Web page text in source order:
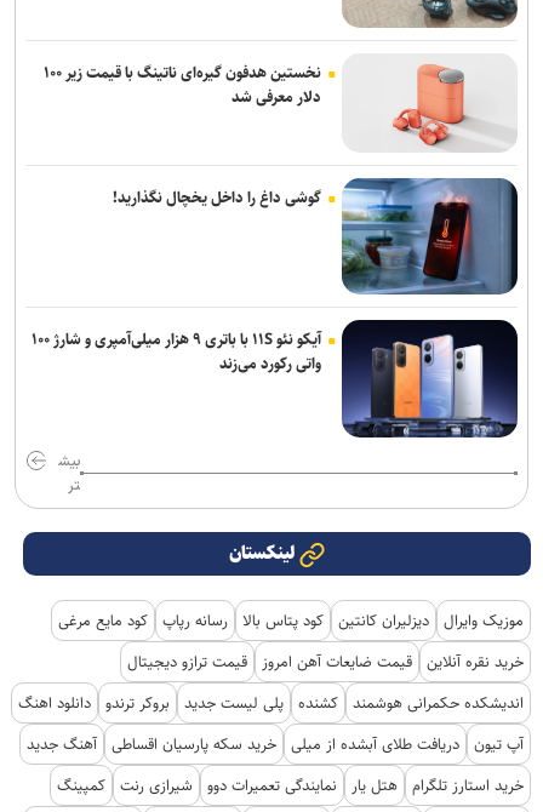
نخستین هدفون گیره‌ای ناتینگ با قیمت زیر ۱۰۰
دلار معرفی شد
گوشی داغ را داخل یخچال نگذارید!
آیکو نئو ۱۱S با باتری ۹ هزار میلی‌آمپری و شارژ ۱۰۰
واتی رکورد می‌زند
بیش
تر
لینکستان
موزیک وایرال دیزلیران کانتین کود پتاس بالا رسانه رپاپ کود مایع مرغی
خرید نقره آنلاین قیمت ضایعات آهن امروز
قیمت ترازو دیجیتال
اندیشکده حکمرانی هوشمند کشنده پلی لیست جدید بروکر ترندو دانلود اهنگ
آپ تیون دریافت طلای آبشده از میلی خرید سکه پارسیان اقساطی آهنگ جدید
خرید استارز تلگرام هتل یار نمایندگی تعمیرات دوو شیرازی رنت کمپینگ